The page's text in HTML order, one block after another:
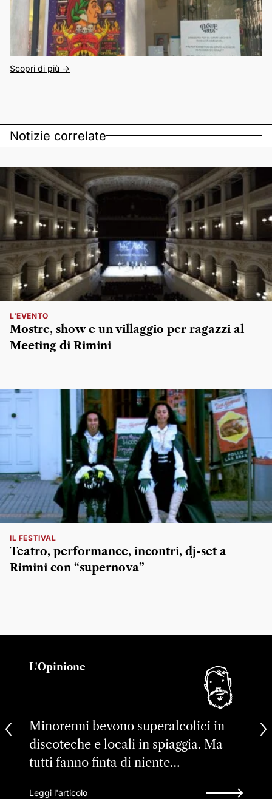
Scopri di più ->
Notizie correlate
L'EVENTO
Mostre, show e un villaggio per ragazzi al
Meeting di Rimini
IL FESTIVAL
Teatro, performance, incontri, dj-set a
Rimini con “supernova”
L'Opinione
Minorenni bevono superalcolici in
discoteche e locali in spiaggia. Ma
tutti fanno finta di niente…
Leggi l'articolo